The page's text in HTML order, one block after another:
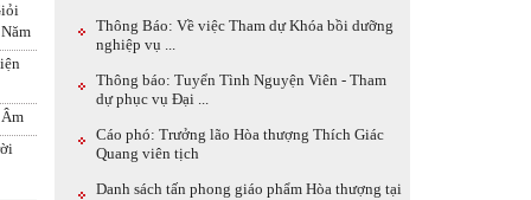
Thông Báo: Về việc Tham dự Khóa bồi dưỡng
nghiệp vụ ...
Thông báo: Tuyển Tình Nguyện Viên - Tham
dự phục vụ Đại ...
Cáo phó: Trưởng lão Hòa thượng Thích Giác
Quang viên tịch
Danh sách tấn phong giáo phẩm Hòa thượng tại